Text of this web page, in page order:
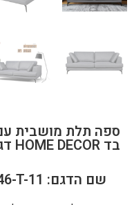
ספה תלת מושבית
בד HOME DECOR דגם אלפה-אפור כהה
שם הדגם: TWS-146-T-11